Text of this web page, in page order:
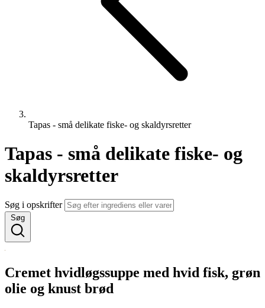
Tapas - små delikate fiske- og skaldyrsretter
Tapas - små delikate fiske- og
skaldyrsretter
Søg i opskrifter
Søg
Cremet hvidløgssuppe med hvid fisk, grøn
olie og knust brød